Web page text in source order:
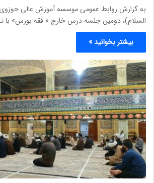
به گزارش روابط عمومی موسسه آموزش عالی حوزوی
السلام)، دومین جلسه درس خارج « فقه بورس» با
بیشتر بخوانید »